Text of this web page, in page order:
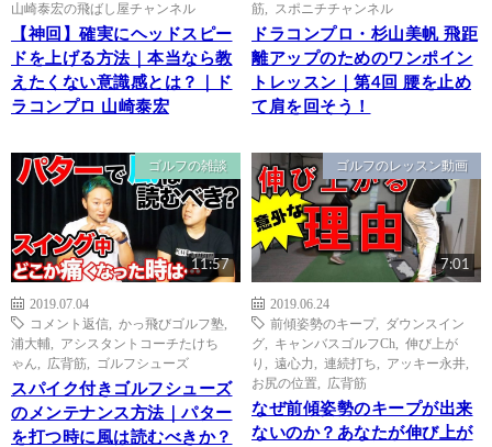
山崎泰宏の飛ばし屋チャンネル
【神回】確実にヘッドスピー
ドを上げる方法｜本当なら教
えたくない意識感とは？｜ド
ラコンプロ 山崎泰宏
筋
スポニチチャンネル
ドラコンプロ・杉山美帆 飛距
離アップのためのワンポイン
トレッスン｜第4回 腰を止め
て肩を回そう！
ゴルフの雑談
11:57
2019.07.04
コメント返信
かっ飛びゴルフ塾
浦大輔
アシスタントコーチたけち
ゃん
広背筋 ゴルフシューズ
スパイク付きゴルフシューズ
のメンテナンス方法｜パター
を打つ時に風は読むべきか？
ゴルフのレッスン動画
7:01
2019.06.24
前傾姿勢のキープ, ダウンスイン
グ
キャンバスゴルフCh
伸び上が
り
遠心力 連続打ち アッキー永井
お尻の位置
広背筋
なぜ前傾姿勢のキープが出来
ないのか？あなたが伸び上が